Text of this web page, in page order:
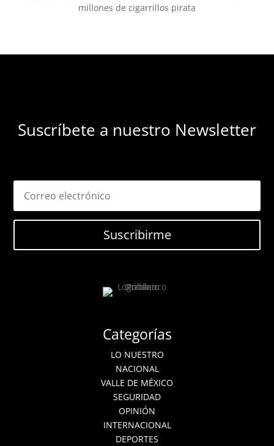
millones de cigarrillos pirata
Suscríbete a nuestro Newsletter
Suscribirme
Categorías
LO NUESTRO
NACIONAL
VALLE DE MÉXICO
SEGURIDAD
OPINIÓN
INTERNACIONAL
DEPORTES